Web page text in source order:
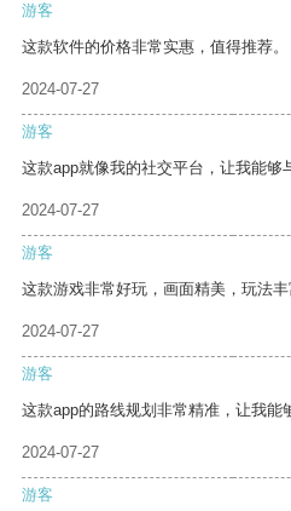
游客
这款软件的价格非常实惠，值得推荐。
2024-07-27
游客
这款app就像我的社交平台，让我能够
2024-07-27
游客
这款游戏非常好玩，画面精美，玩法丰
2024-07-27
游客
这款app的路线规划非常精准，让我能
2024-07-27
游客